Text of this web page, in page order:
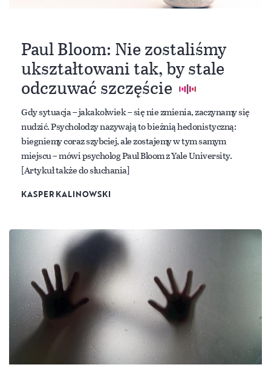
Paul Bloom: Nie zostaliśmy
ukształtowani tak, by stale
odczuwać szczęście
Gdy sytuacja – jakakolwiek – się nie zmienia, zaczynamy się
nudzić. Psycholodzy nazywają to bieżnią hedonistyczną:
biegniemy coraz szybciej, ale zostajemy w tym samym
miejscu – mówi psycholog Paul Bloom z Yale University.
[Artykuł także do słuchania]
KASPER KALINOWSKI